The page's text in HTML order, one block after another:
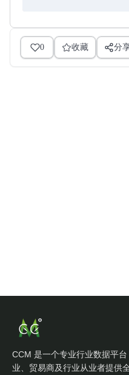
0 收藏 分
CCM 是一个专业行业数据平
业、贸易商及行业从业者提供